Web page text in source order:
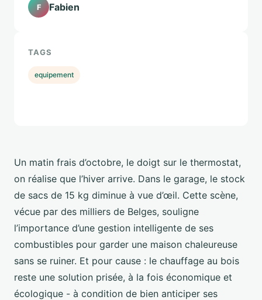
Un matin frais d’octobre, le doigt sur le thermostat,
on réalise que l’hiver arrive. Dans le garage, le stock
de sacs de 15 kg diminue à vue d’œil. Cette scène,
vécue par des milliers de Belges, souligne
l’importance d’une gestion intelligente de ses
combustibles pour garder une maison chaleureuse
sans se ruiner. Et pour cause : le chauffage au bois
reste une solution prisée, à la fois économique et
écologique - à condition de bien anticiper ses
F Fabien
TAGS
equipement